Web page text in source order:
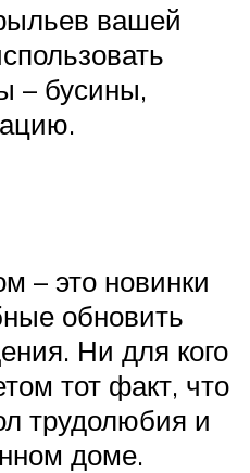
вашей
– бусины,
– это новинки
обновить
Ни для кого
тот факт, что
трудолюбия и
доме.